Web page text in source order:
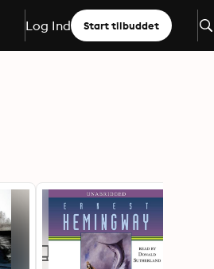
Log Ind Start tilbuddet